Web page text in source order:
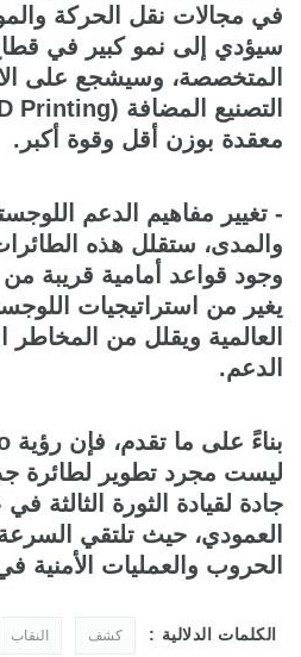
في مجالات نقل الحركة
سيؤدي إلى نمو كبير في
المتخصصة، وسيشجع على
معقدة بوزن أقل وقوة أكبر.
- تغيير مفاهيم الدعم
والمدى، ستقلل هذه
وجود قواعد أمامية قريبة
يغير من استراتيجيات
العالمية ويقلل من
الدعم.
ليست مجرد تطوير لطائرة
جادة لقيادة الثورة الثالثة
العمودي، حيث تلتقي
الحروب والعمليات الأمنية
الكلمات الدلالية : كشف النقاب